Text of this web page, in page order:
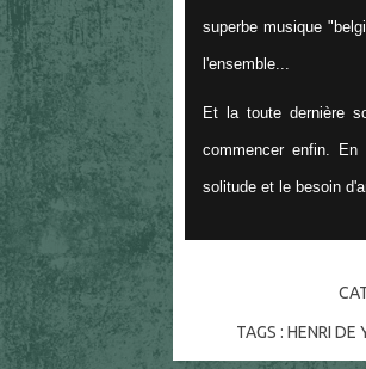
superbe musique
l'ensemble...
Et la toute dernière
commencer enfin.
solitude et le besoin
TAGS : HENRI DE